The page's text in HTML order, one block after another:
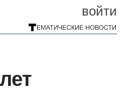
войти